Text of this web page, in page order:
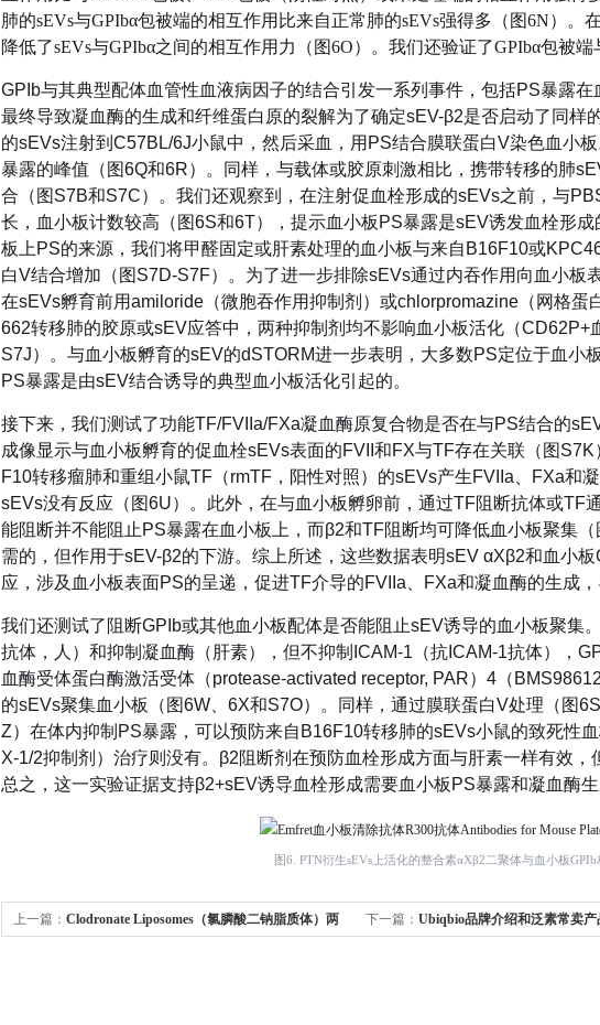
肺的sEVs与GPIbα包被端的相互作用比来自正常肺的sEVs强得多（图6N）。
降低了sEVs与GPIbα之间的相互作用力（图6O）。我们还验证了GPIbα包被端
GPIb与其典型配体血管性血液病因子的结合引发一系列事件，包括PS暴露
最终导致凝血酶的生成和纤维蛋白原的裂解为了确定sEV-β2是否启动了同
的sEVs注射到C57BL/6J小鼠中，然后采血，用PS结合膜联蛋白V染色血小
暴露的峰值（图6Q和6R）。同样，与载体或胶原刺激相比，携带转移的肺
合（图S7B和S7C）。我们还观察到，在注射促血栓形成的sEVs之前，与
长，血小板计数较高（图6S和6T），提示血小板PS暴露是sEV诱发血栓形
板上PS的来源，我们将甲醛固定或肝素处理的血小板与来自B16F10或
白V结合增加（图S7D-S7F）。为了进一步排除sEVs通过内吞作用向血小板
在sEVs孵育前用amiloride（微胞吞作用抑制剂）或chlorpromazine（网格
662转移肺的胶原或sEV应答中，两种抑制剂均不影响血小板活化（
S7J）。与血小板孵育的sEV的dSTORM进一步表明，大多数PS定位于血小
PS暴露是由sEV结合诱导的典型血小板活化引起的。
接下来，我们测试了功能TF/FVIIa/FXa凝血酶原复合物是否在与PS结合的
成像显示与血小板孵育的促血栓sEVs表面的FVII和FX与TF存在关联（图
F10转移瘤肺和重组小鼠TF（rmTF，阳性对照）的sEVs产生FVIIa、FXa和
sEVs没有反应（图6U）。此外，在与血小板孵卵前，通过TF阻断抗体或TF
能阻断并不能阻止PS暴露在血小板上，而β2和TF阻断均可降低血小板聚集
需的，但作用于sEV-β2的下游。综上所述，这些数据表明sEV αXβ2和血小
应，涉及血小板表面PS的呈递，促进TF介导的FVIIa、FXa和凝血酶的生成
我们还测试了阻断GPIb或其他血小板配体是否能阻止sEV诱导的血小板聚集。
抗体，人）和抑制凝血酶（肝素），但不抑制ICAM-1（抗ICAM-1抗体），
血酶受体蛋白酶激活受体（protease-activated receptor, PAR）4（
的sEVs聚集血小板（图6W、6X和S7O）。同样，通过膜联蛋白V处理（图
Z）在体内抑制PS暴露，可以预防来自B16F10转移肺的sEVs小鼠的致死性
X-1/2抑制剂）治疗则没有。β2阻断剂在预防血栓形成方面与肝素一样有效，
总之，这一实验证据支持β2+sEV诱导血栓形成需要血小板PS暴露和凝血酶生
图6. PTN衍生sEVs上活化的整合素αXβ2二聚体与血小板
上一篇： Clodronate Liposomes（氯膦酸二钠脂质体）两 下一篇： Ubiqbio品牌介绍和泛素常卖产